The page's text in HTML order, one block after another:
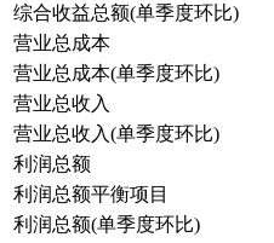
综合收益总额(单季度环比)
营业总成本
营业总成本(单季度环比)
营业总收入
营业总收入(单季度环比)
利润总额
利润总额平衡项目
利润总额(单季度环比)